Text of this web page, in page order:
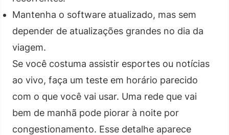
Mantenha o software atualizado, mas sem
depender de atualizações grandes no dia da
viagem.
Se você costuma assistir esportes ou notícias
ao vivo, faça um teste em horário parecido
com o que você vai usar. Uma rede que vai
bem de manhã pode piorar à noite por
congestionamento. Esse detalhe aparece